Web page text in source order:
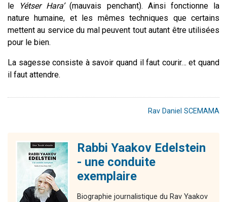
le
Yétser Hara’(mauvais penchant). Ainsi fonctionne la
nature humaine, et les mêmes techniques que certains
mettent au service du mal peuvent tout autant être utilisées
pour le bien.
La sagesse consiste à savoir quand il faut courir… et quand
il faut attendre.
Rav Daniel SCEMAMA
Rabbi Yaakov Edelstein
- une conduite
exemplaire
Biographie journalistique du Rav Yaakov